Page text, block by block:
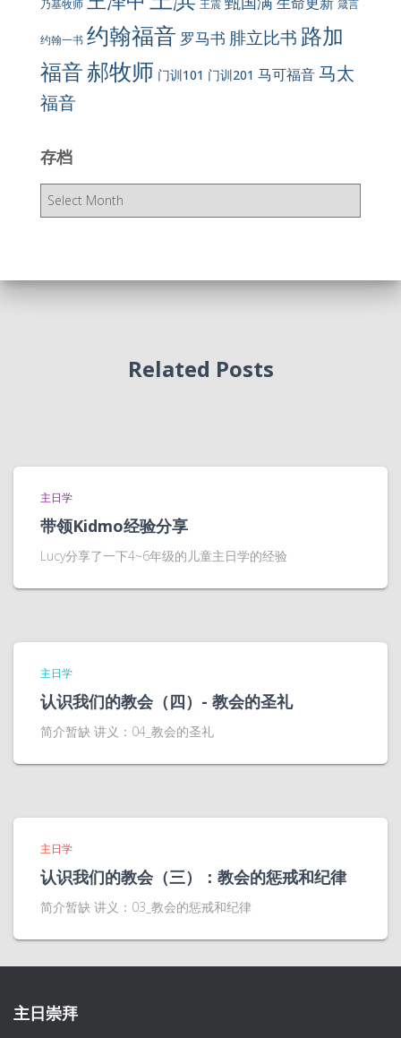
乃基牧师 王震 箴言
约翰一书 约翰福音 罗马书 腓立比书 路加
福音郝牧师 门训101 门训201 马可福音马太
福音
存档
存
Related Posts
主日学
带领Kidmo经验分享
Lucy分享了一下4~6年级的儿童主日学的经验
主日学
认识我们的教会（四）- 教会的圣礼
简介暂缺 讲义：04_教会的圣礼
主日学
认识我们的教会（三）：教会的惩戒和纪律
简介暂缺 讲义：03_教会的惩戒和纪律
主日崇拜